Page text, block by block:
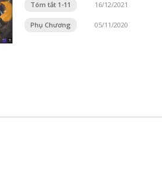
Tóm tắt 1-11 16/12/2021
Phụ Chương 05/11/2020